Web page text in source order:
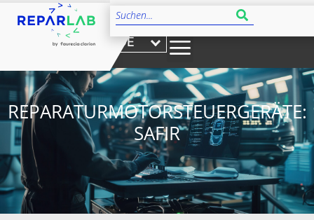
DE
REPARATURMOTORSTEUERGERÄTE:
SAFIR